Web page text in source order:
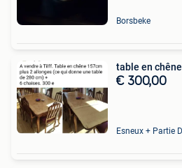
Borsbeke
table en chêne
€ 300,00